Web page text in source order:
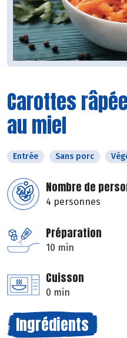
Carottes
au miel
Entrée Sans porc
Nombre de
4 personnes
Préparation
10 min
Cuisson
0 min
Ingrédients